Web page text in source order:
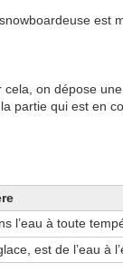
est
on dépose
partie qui est en
l’eau à toute
est de l’eau à